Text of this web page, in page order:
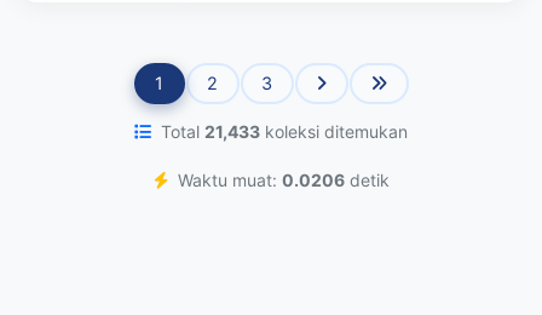
1 2 3
Total 21,433 koleksi ditemukan
Waktu muat: 0.0206detik